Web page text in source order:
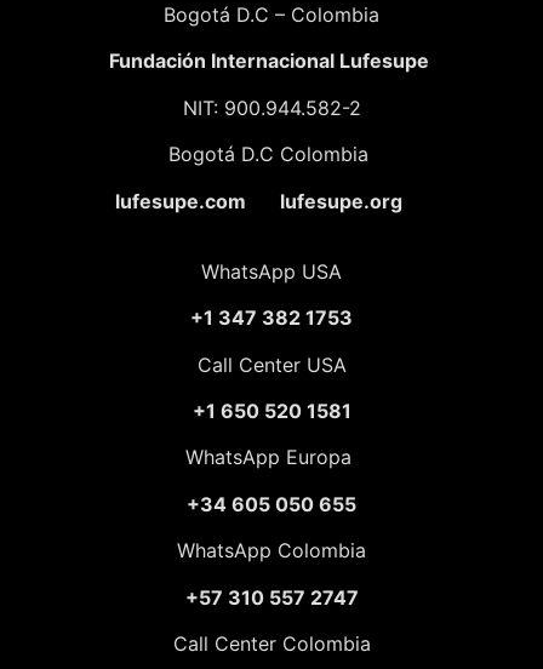
Bogotá D.C – Colombia
Fundación Internacional Lufesupe
NIT: 900.944.582-2
Bogotá D.C Colombia
lufesupe.com lufesupe.org
WhatsApp USA
+1 347 382 1753
Call Center USA
+1 650 520 1581
WhatsApp Europa
+34 605 050 655
WhatsApp Colombia
+57 310 557 2747
Call Center Colombia